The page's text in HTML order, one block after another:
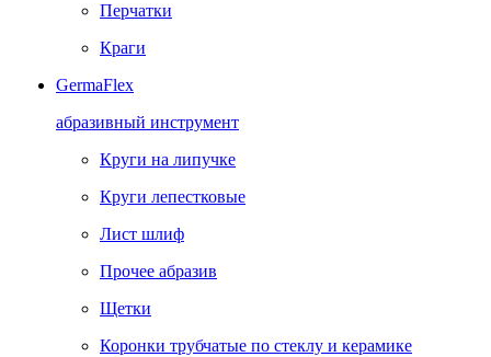
Перчатки
Краги
GermaFlex
абразивный инструмент
Круги на липучке
Круги лепестковые
Лист шлиф
Прочее абразив
Щетки
Коронки трубчатые по стеклу и керамике